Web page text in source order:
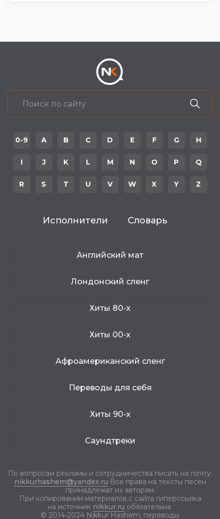
0-9 A B C D E F G H
I J K L M N O P Q
R S T U V W X Y Z
Исполнители Словарь
Английский мат
Лондонский сленг
Хиты 80-х
Хиты 00-х
Афроамериканский сленг
Переводы для себя
Хиты 90-х
Саундтреки
По вопросам рекламы и сотрудничества писать на почту:
nikkurhashem@yandex.ru Все права на тексты песен
принадлежат их авторам.
При копировании материалов с сайта гиперссылка
на источник nikkur.ru обязательна.
© 2014-2024 Nikkur Hashem, переводы